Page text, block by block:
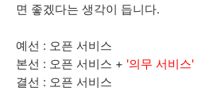
면 좋겠다는 생각이 듭니다.
예선 : 오픈 서비스
본선 : 오픈 서비스 + '의무 서비스'
결선 : 오픈 서비스